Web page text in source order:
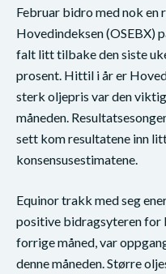
Februar bidro med nok
Hovedindeksen (OSEBX)
falt litt tilbake den siste
prosent. Hittil i år er
sterk oljepris var den
måneden.
sett kom resultatene inn
konsensusestimatene.
Equinor trakk med seg
positive bidragsyteren for
forrige måned, var
denne måneden. Større